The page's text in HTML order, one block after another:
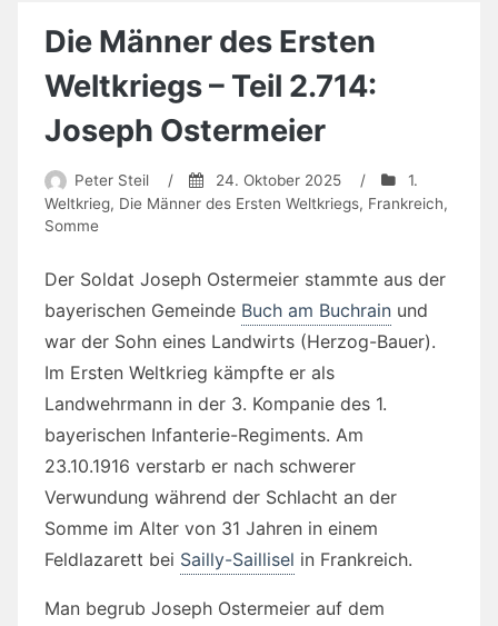
Die Männer des Ersten
Weltkriegs – Teil 2.714:
Joseph Ostermeier
Peter Steil / 24. Oktober 2025 /
1.
Weltkrieg, Die Männer des Ersten Weltkriegs, Frankreich,
Somme
Der Soldat Joseph Ostermeier stammte aus der
bayerischen Gemeinde Buch am Buchrain und
war der Sohn eines Landwirts (Herzog-Bauer).
Im Ersten Weltkrieg kämpfte er als
Landwehrmann in der 3. Kompanie des 1.
bayerischen Infanterie-Regiments. Am
23.10.1916 verstarb er nach schwerer
Verwundung während der Schlacht an der
Somme im Alter von 31 Jahren in einem
Feldlazarett bei Sailly-Saillisel in Frankreich.
Man begrub Joseph Ostermeier auf dem